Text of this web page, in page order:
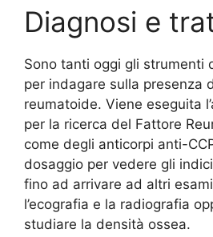
Diagnosi e
Sono tanti oggi gli strumenti
per indagare sulla presenza
reumatoide. Viene eseguita
per la ricerca del Fattore
come degli anticorpi anti-
dosaggio per vedere gli
fino ad arrivare ad altri
l’ecografia e la radiografia
studiare la densità ossea.